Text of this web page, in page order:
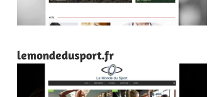
lemondedusport.fr